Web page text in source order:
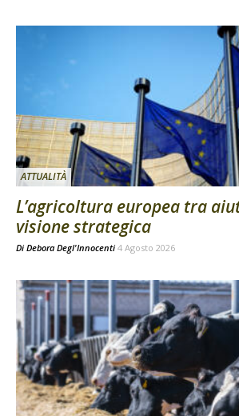
ATTUALITÀ
L’agricoltura europea tra
visione strategica
Di Debora Degl'Innocenti 4 Agosto 2026